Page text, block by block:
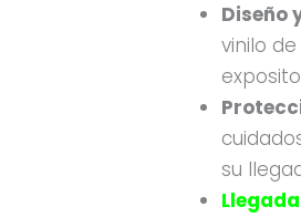
Diseño
vinilo
su